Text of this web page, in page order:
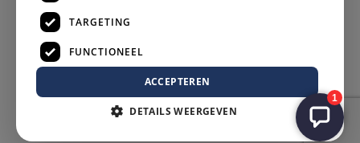
TARGETING
FUNCTIONEEL
ACCEPTEREN
DETAILS WEERGEVEN